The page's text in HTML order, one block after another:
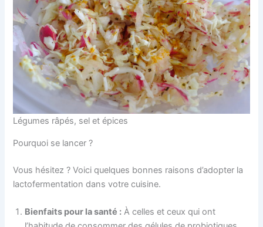
Légumes râpés, sel et épices
Pourquoi se lancer ?
Vous hésitez ? Voici quelques bonnes raisons d’adopter la
lactofermentation dans votre cuisine.
Bienfaits pour la santé : À celles et ceux qui ont